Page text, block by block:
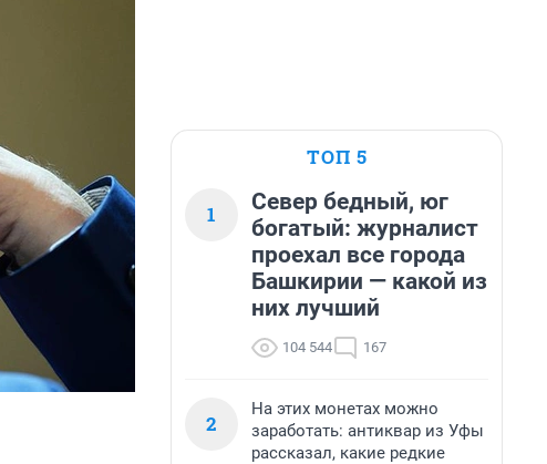
ТОП 5
1
Север бедный, юг
богатый: журналист
проехал все города
Башкирии — какой из
них лучший
104 544 167
2
На этих монетах можно
заработать: антиквар из Уфы
рассказал, какие редкие